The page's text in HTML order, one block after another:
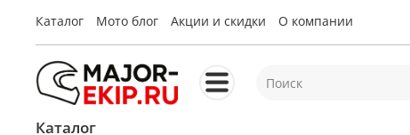
Каталог Мото блог Акции и скидки О компании
Каталог